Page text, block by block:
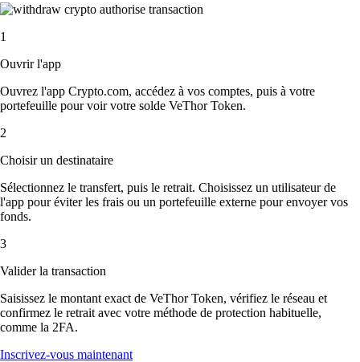
1
Ouvrir l'app
Ouvrez l'app Crypto.com, accédez à vos comptes, puis à votre
portefeuille pour voir votre solde VeThor Token.
2
Choisir un destinataire
Sélectionnez le transfert, puis le retrait. Choisissez un utilisateur de
l'app pour éviter les frais ou un portefeuille externe pour envoyer vos
fonds.
3
Valider la transaction
Saisissez le montant exact de VeThor Token, vérifiez le réseau et
confirmez le retrait avec votre méthode de protection habituelle,
comme la 2FA.
Inscrivez-vous maintenant